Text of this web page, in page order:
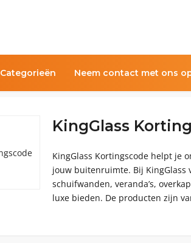
Categorieën Neem contact met ons
KingGlass
KingGlass Kortingscode helpt je
jouw buitenruimte. Bij KingGlass
schuifwanden, veranda’s,
luxe bieden. De producten zijn